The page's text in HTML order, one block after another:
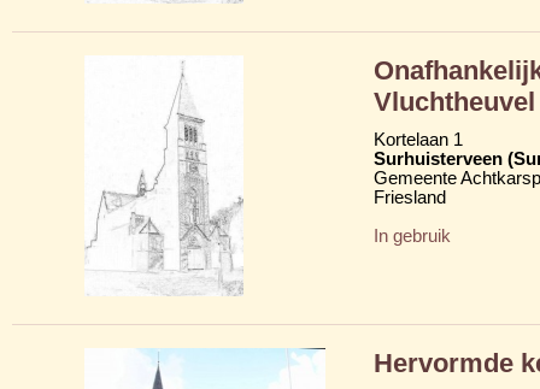
Vluchtheuvel
Kortelaan 1
Surhuisterveen
Gemeente
Friesland
In gebruik
Hervormde